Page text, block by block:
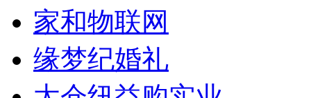
家和物联网
缘梦纪婚礼